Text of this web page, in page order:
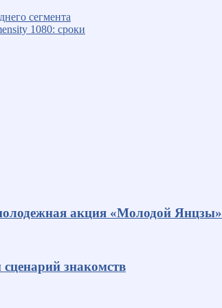
сегмента
1080: сроки
акция «Молодой Янцзы»
знакомств